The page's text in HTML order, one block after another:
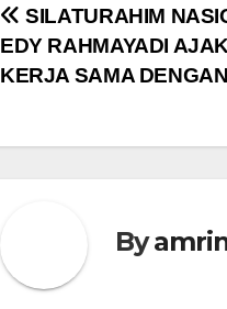
Navigasi
pos
SILATURAHIM
EDY RAHMAYADI
KERJA SAMA
By